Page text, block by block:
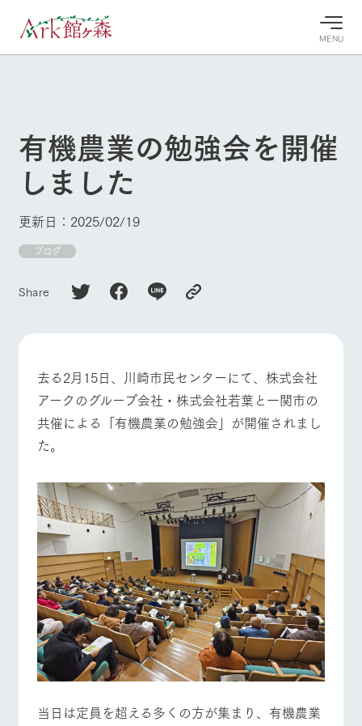
MENU
牧場へ行
く
営業時
間・料金
交通アク
セス
よくいた
だく質問
団体のお
客様へ
ペットを
お客様へ
よく見られている情報
今日の牧
案内
ガーデンの開花
状況などを毎日
ント・フェアの
情報やスケジュ
フラワー
ガーデン
季節の移り変わ
りを存分に味わ
う
動物とふ
れあう
森の雄大な自然
なかで動物とふ
れあう
アクティ
ビティ／
体験
ど、楽しみなが
ら学べる様々な
アクティビティ
レストラ
ン
牧場の生産品を
知り尽くした料
理人が腕を振
い、ビュッフェ
スタイルで提供
ショップ
／お買い
物
丹精込めて育て
た生産品をはじ
め、牧場産の逸
品を取り揃えた
店舗
牧場マッ
プ
牧場マップのダ
ウンロード
周遊バス
ホーム
Ark館ヶ森について
牧場に行く
ArkFarm Wedding
ブログ
お問い合わせ・資料請求
生産品カタログ・資料DL
English (Google Translate)
ネットショップ
牧場トップ 今日の牧場 牧場の楽しみ方
動物とふれあう アクティビティ/体験 ショップ/お買い物
牧場マップを見る 周遊バス
有機農業の勉強会を開催
しました
更新日：2025/02/19
ブログ
Share
去る2月15日、川崎市民センターにて、株式会社
アークのグループ会社・株式会社若葉と一関市の
共催による「有機農業の勉強会」が開催されまし
た。
当日は定員を超える多くの方が集まり、有機農業